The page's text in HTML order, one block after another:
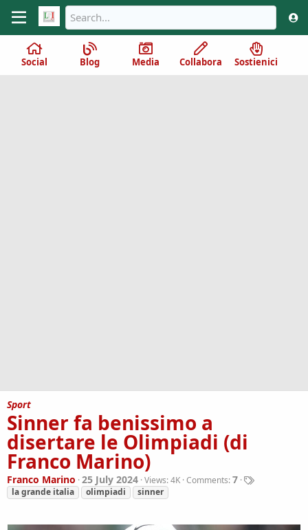
Social Blog Media Collabora Sostienici
Sport
Sinner fa benissimo a
disertare le Olimpiadi (di
Franco Marino)
Franco Marino 25 July 2024 Views:4K Comments:7
T
la grande italia olimpiadi sinner